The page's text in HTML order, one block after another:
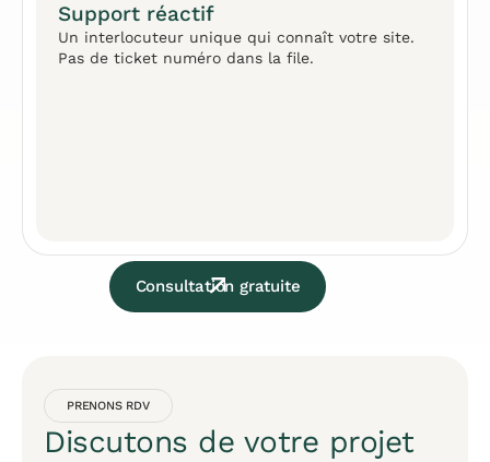
Support réactif
Un interlocuteur unique qui connaît votre site.
Pas de ticket numéro dans la file.
Consultation gratuite
PRENONS RDV
Discutons de votre projet